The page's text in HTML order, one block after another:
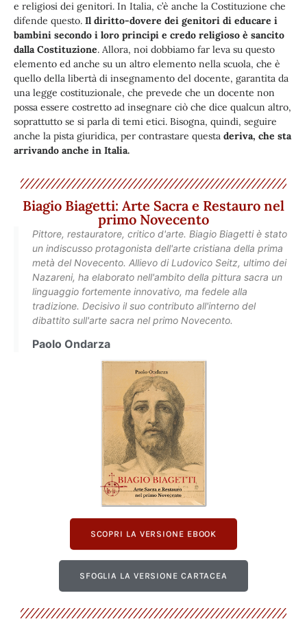
e religiosi dei genitori. In Italia, c’è anche la Costituzione che
difende questo. Il diritto-dovere dei genitori di educare i
bambini secondo i loro principi e credo religioso è sancito
dalla Costituzione. Allora, noi dobbiamo far leva su questo
elemento ed anche su un altro elemento nella scuola, che è
quello della libertà di insegnamento del docente, garantita da
una legge costituzionale, che prevede che un docente non
possa essere costretto ad insegnare ciò che dice qualcun altro,
soprattutto se si parla di temi etici. Bisogna, quindi, seguire
anche la pista giuridica, per contrastare questa deriva, che sta
arrivando anche in Italia.
Biagio Biagetti: Arte Sacra e Restauro nel
primo Novecento
Pittore, restauratore, critico d'arte. Biagio Biagetti è stato
un indiscusso protagonista dell'arte cristiana della prima
metà del Novecento. Allievo di Ludovico Seitz, ultimo dei
Nazareni, ha elaborato nell'ambito della pittura sacra un
linguaggio fortemente innovativo, ma fedele alla
tradizione. Decisivo il suo contributo all'interno del
dibattito sull'arte sacra nel primo Novecento.
Paolo Ondarza
SCOPRI LA VERSIONE EBOOK
SFOGLIA LA VERSIONE CARTACEA